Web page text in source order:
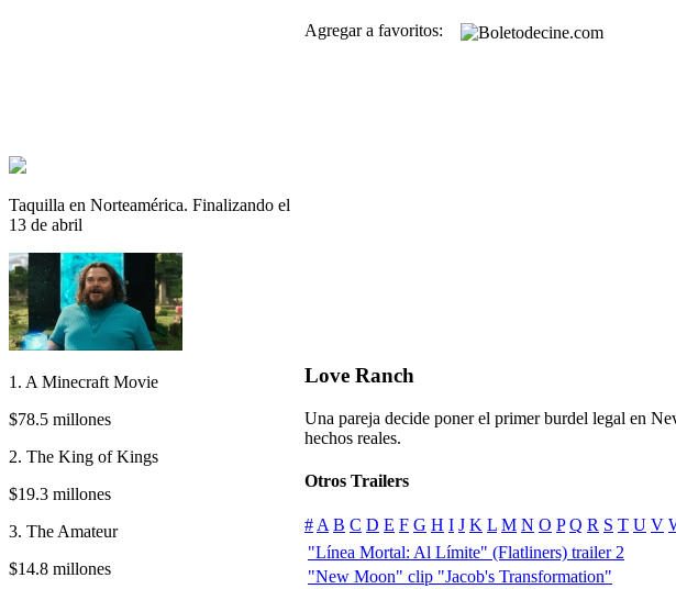
Taquilla en Norteamérica. Finalizando el
13 de abril
1. A Minecraft Movie
$78.5 millones
2. The King of Kings
$19.3 millones
3. The Amateur
$14.8 millones
Agregar a favoritos:
Love Ranch
Una pareja decide poner el primer burdel legal en
hechos reales.
Otros Trailers
# A B C D E F G H I J K L M N O P Q R S T U V
"Línea Mortal: Al Límite" (Flatliners) trailer 2
"New Moon" clip "Jacob's Transformation"